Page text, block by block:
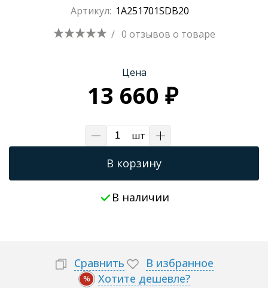
Трапы для душевых
Артикул: 1A251701SDB20
/ 0 отзывов о товаре
Цена
13 660 ₽
шт
В корзину
В наличии
Сравнить В избранное
% Хотите дешевле?